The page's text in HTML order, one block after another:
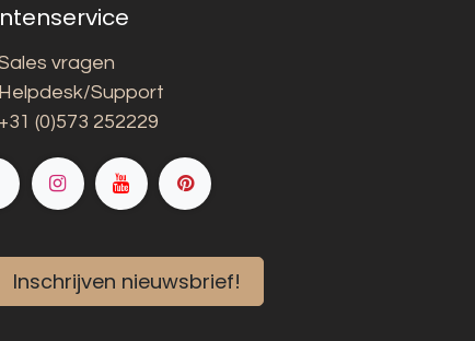
vragen
Helpdesk/Support
+31 (0)573 252229
Inschrijven nieuwsbrief!